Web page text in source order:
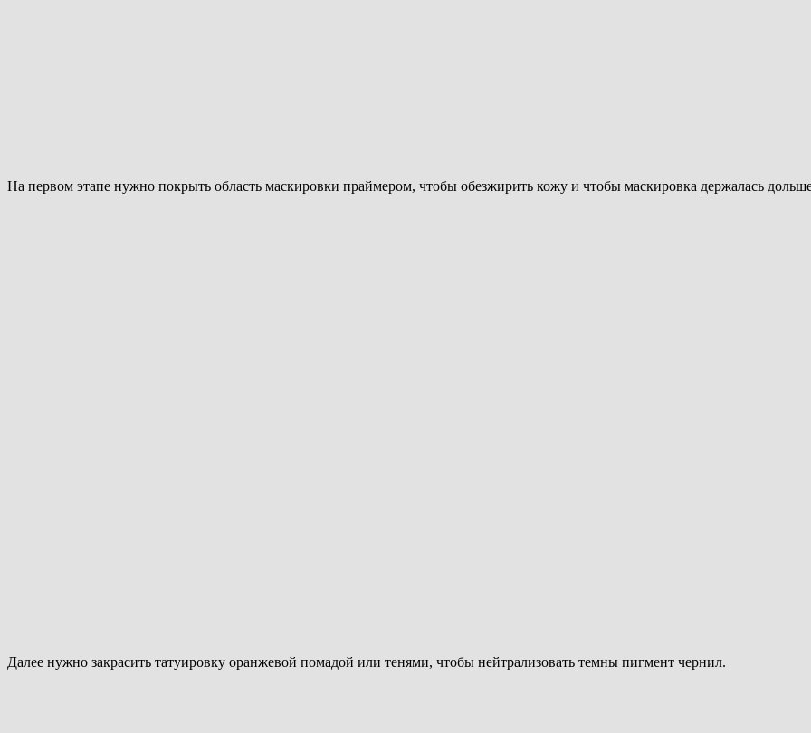
На первом этапе нужно покрыть область маскировки праймером, чтобы обезжирить кожу и чтобы маскировка держалась
Далее нужно закрасить татуировку оранжевой помадой или тенями, чтобы нейтрализовать темны пигмент чернил.